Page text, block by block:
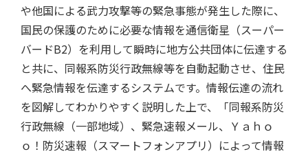
や他国による武力攻撃等の緊急事態が発生した際に、
国民の保護のために必要な情報を通信衛星（スーパー
バードB2）を利用して瞬時に地方公共団体に伝達する
と共に、同報系防災行政無線等を自動起動させ、住民
へ緊急情報を伝達するシステムです。情報伝達の流れ
を図解してわかりやすく説明した上で、「同報系防災
行政無線（一部地域）、緊急速報メール、Ｙａｈｏ
ｏ！防災速報（スマートフォンアプリ）によって情報